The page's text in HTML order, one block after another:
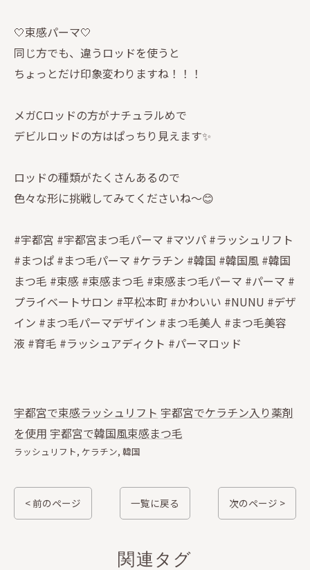
🤍束感パーマ🤍
同じ方でも、違うロッドを使うと
ちょっとだけ印象変わりますね！！！
メガCロッドの方がナチュラルめで
デビルロッドの方はぱっちり見えます✨
ロッドの種類がたくさんあるので
色々な形に挑戦してみてくださいね～😊
#宇都宮 #宇都宮まつ毛パーマ #マツパ #ラッシュリフト
#まつぱ #まつ毛パーマ #ケラチン #韓国 #韓国風 #韓国
まつ毛 #束感 #束感まつ毛 #束感まつ毛パーマ #パーマ #
プライベートサロン #平松本町 #かわいい #NUNU #デザ
イン #まつ毛パーマデザイン #まつ毛美人 #まつ毛美容
液 #育毛 #ラッシュアディクト #パーマロッド
宇都宮で束感ラッシュリフト 宇都宮でケラチン入り薬剤
を使用 宇都宮で韓国風束感まつ毛
ラッシュリフト ケラチン 韓国
< 前のページ 一覧に戻る 次のページ >
関連タグ